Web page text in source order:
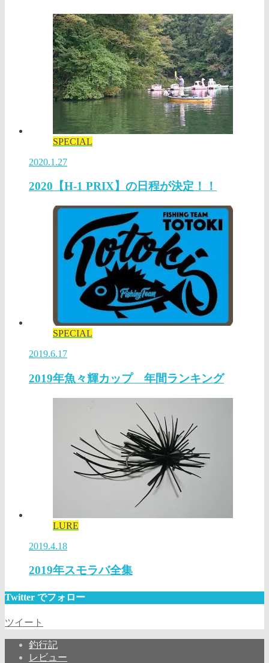
SPECIAL
2020.1.27
2020【H-1 PRIX】の日程が決定！！
SPECIAL
2019.6.17
2019年魚々輝カップ 年間ランキング
LURE
2019.4.18
2019年スモラバ全集
Twitter でフォロー
ツイート
釣行記
レビュー